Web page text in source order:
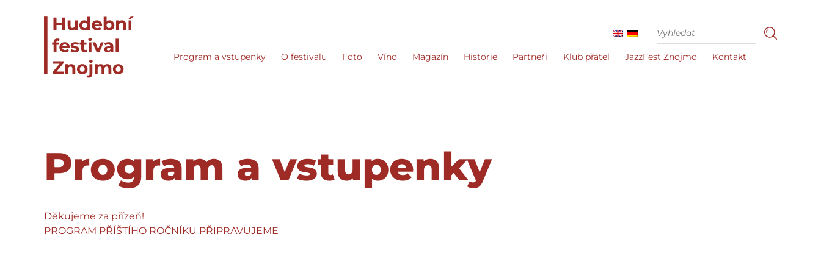
Program a vstupenky O festivalu Foto Víno Magazín Historie Partneři Klub přátel JazzFest Znojmo Kontakt
Program a vstupenky
Děkujeme za přízeň!
PROGRAM PŘÍŠTÍHO ROČNÍKU PŘIPRAVUJEME